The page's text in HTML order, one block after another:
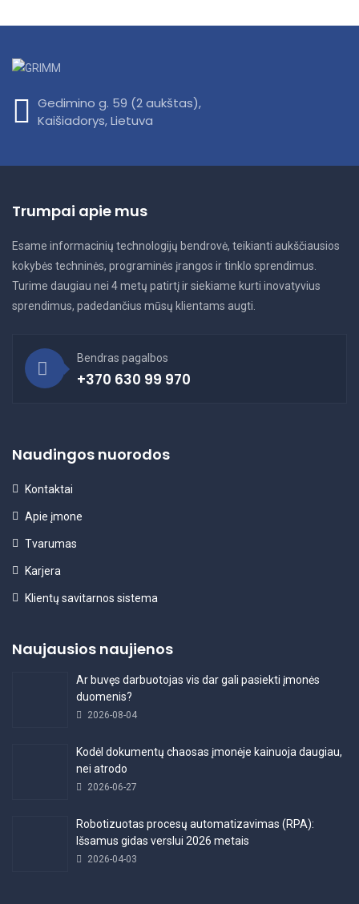
Gedimino g. 59 (2 aukštas),
Kaišiadorys, Lietuva
Trumpai apie mus
Esame informacinių technologijų bendrovė, teikianti aukščiausios
kokybės techninės, programinės įrangos ir tinklo sprendimus.
Turime daugiau nei 4 metų patirtį ir siekiame kurti inovatyvius
sprendimus, padedančius mūsų klientams augti.
Bendras pagalbos
+370 630 99 970
Naudingos nuorodos
Kontaktai
Apie įmone
Tvarumas
Karjera
Klientų savitarnos sistema
Naujausios naujienos
Ar buvęs darbuotojas vis dar gali pasiekti įmonės
duomenis?
2026-08-04
Kodėl dokumentų chaosas įmonėje kainuoja daugiau,
nei atrodo
2026-06-27
Robotizuotas procesų automatizavimas (RPA):
Išsamus gidas verslui 2026 metais
2026-04-03